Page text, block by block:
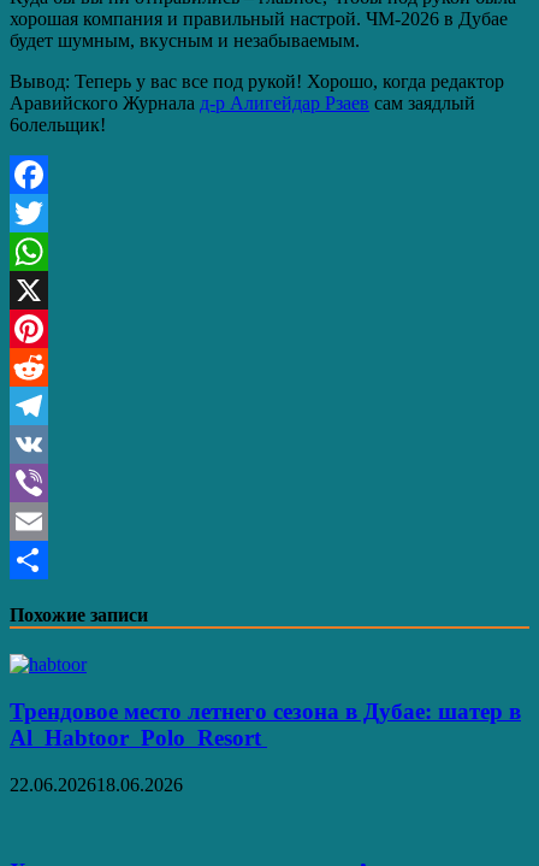
хорошая компания и правильный настрой. ЧМ‑2026 в Дубае
будет шумным, вкусным и незабываемым.
Вывод: Теперь у вас все под рукой! Хорошо, когда редактор
Аравийского Журнала д-р Алигейдар Рзаев сам заядлый
6олельщик!
Facebook
Twitter
WhatsApp
X
Pinterest
Reddit
Telegram
VK
Viber
Email
Похожие записи
Трендовое место летнего сезона в Дубае: шатер в
Al Habtoor Polo Resort
22.06.202618.06.2026